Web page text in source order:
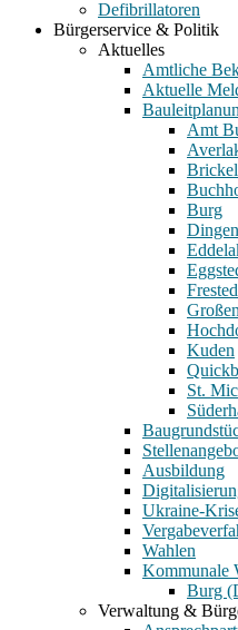
Defibrillatoren
Bürgerservice & Politik
Aktuelles
Amtliche
Aktuelle
Amt
Burg
Dingen
Kuden
St.
Ausbildung
Ukraine-
Wahlen
Kommunale
Burg
Verwaltung &